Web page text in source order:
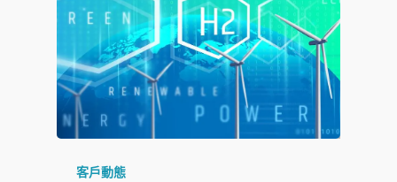
客戶動態